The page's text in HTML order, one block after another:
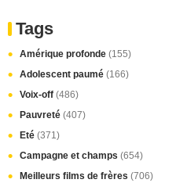
Tags
Amérique profonde (155)
Adolescent paumé (166)
Voix-off (486)
Pauvreté (407)
Eté (371)
Campagne et champs (654)
Meilleurs films de frères (706)